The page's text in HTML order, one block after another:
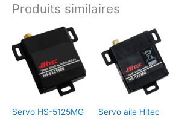
Produits similaires
Servo HS-5125MG
Servo aile Hitec